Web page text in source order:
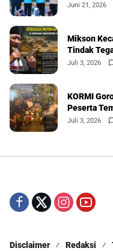
Juni 21, 2026
Mikson
Tindak
Juli 3, 2026
KORMI
Peserta
Juli 3, 2026
Disclaimer Redaksi